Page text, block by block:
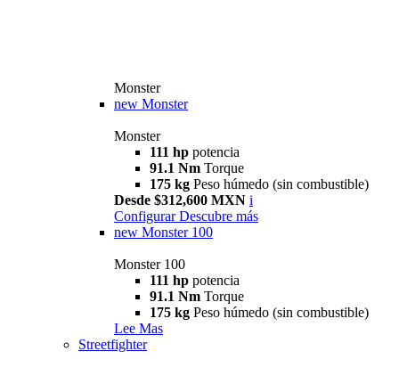
Monster
new Monster
Monster
111 hp potencia
91.1 Nm Torque
175 kg Peso húmedo (sin combustible)
Desde $312,600 MXN i
Configurar Descubre más
new Monster 100
Monster 100
111 hp potencia
91.1 Nm Torque
175 kg Peso húmedo (sin combustible)
Lee Mas
Streetfighter